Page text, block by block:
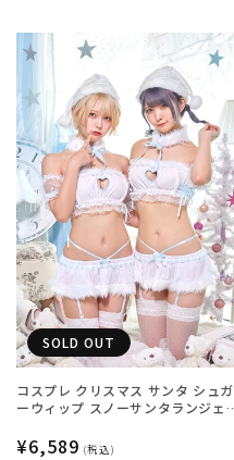
ン
SOLD OUT
コスプレ クリスマス サンタ シュガ
ーウィップ スノーサンタランジェ
イト 【クリアストーン】♡
通
¥6,589 (税込)